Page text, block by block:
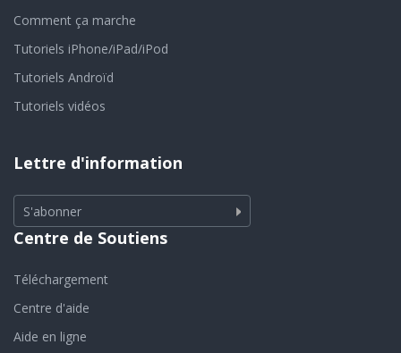
Comment ça marche
Tutoriels iPhone/iPad/iPod
Tutoriels Androïd
Tutoriels vidéos
Lettre d'information
S'abonner
Centre de Soutiens
Téléchargement
Centre d'aide
Aide en ligne